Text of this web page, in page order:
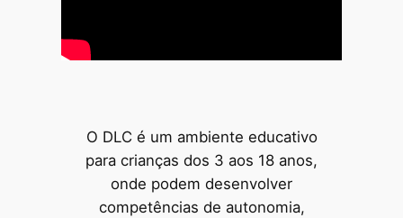
O DLC é um ambiente educativo
para crianças dos 3 aos 18 anos,
onde podem desenvolver
competências de autonomia,